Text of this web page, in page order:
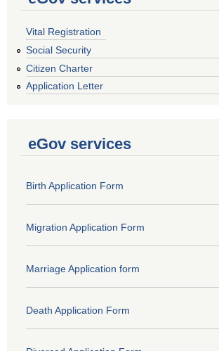
Vital Registration
Social Security
Citizen Charter
Application Letter
eGov services
Birth Application Form
Migration Application Form
Marriage Application form
Death Application Form